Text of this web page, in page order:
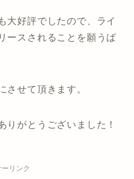
大好評でしたので、ライ
ースされることを願うば
させて頂きます。
りがとうございました！
リンク